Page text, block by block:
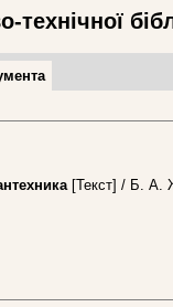
технічної
[Текст] / Б. А.